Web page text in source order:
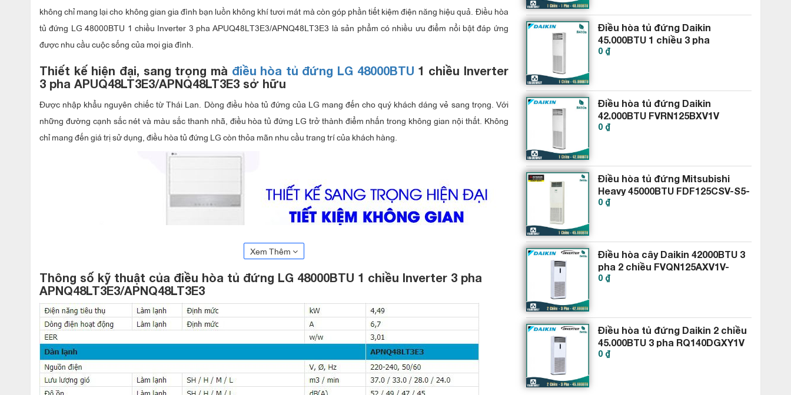
không chỉ mang lại cho không gian gia đình bạn luồn không khí tươi mát mà còn góp phần tiết kiệm điện năng hiệu quả. Điều hòa
tủ đứng LG 48000BTU 1 chiều Inverter 3 pha APUQ48LT3E3/APNQ48LT3E3 là sản phẩm có nhiều ưu điểm nổi bật đáp ứng
được nhu cầu cuộc sống của mọi gia đình.
Thiết kế hiện đại, sang trọng mà điều hòa tủ đứng LG 48000BTU 1 chiều Inverter
3 pha APUQ48LT3E3/APNQ48LT3E3 sở hữu
Được nhập khẩu nguyên chiếc từ Thái Lan. Dòng điều hòa tủ đứng của LG mang đến cho quý khách dáng vẻ sang trọng. Với
những đường cạnh sắc nét và màu sắc thanh nhã, điều hòa tủ đứng LG trở thành điểm nhấn trong không gian nội thất. Không
chỉ mang đến giá trị sử dụng, điều hòa tủ đứng LG còn thỏa mãn nhu cầu trang trí của khách hàng.
Xem Thêm
Thông số kỹ thuật của điều hòa tủ đứng LG 48000BTU 1 chiều Inverter 3 pha
APNQ48LT3E3/APNQ48LT3E3
Điều hòa tủ đứng Daikin
45.000BTU 1 chiều 3 pha
FVRN140BXV1V RR140DBXY1V
0 ₫
Điều hòa tủ đứng Daikin
42.000BTU FVRN125BXV1V
RR125DBXY1V
0 ₫
Điều hòa tủ đứng Mitsubishi
Heavy 45000BTU FDF125CSV-S5-
FDC125CSV-S5
0 ₫
Điều hòa cây Daikin 42000BTU 3
pha 2 chiều FVQN125AXV1V-
RQ125DGXY1V
0 ₫
Điều hòa tủ đứng Daikin 2 chiều
45.000BTU 3 pha RQ140DGXY1V
0 ₫